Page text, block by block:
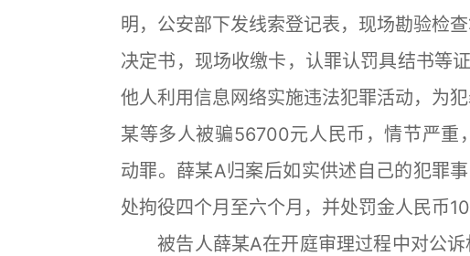
明，公安部下发线索登记表，现场勘验检
决定书，现场收缴卡，认罪认罚具结书等
他人利用信息网络实施违法犯罪活动，为
某等多人被骗56700元人民币，情节严重
动罪。薛某A归案后如实供述自己的犯罪
处拘役四个月至六个月，并处罚金人民币
被告人薛某A在开庭审理过程中对公诉